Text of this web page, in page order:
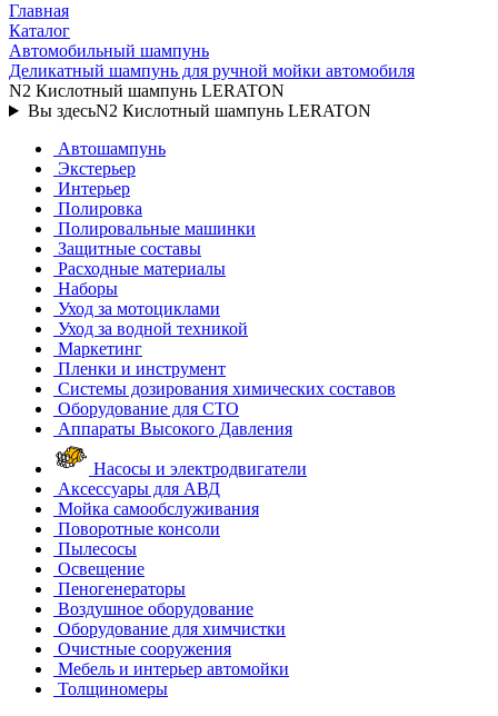
Главная
Каталог
Автомобильный шампунь
Деликатный шампунь для ручной мойки автомобиля
N2 Кислотный шампунь LERATON
Вы здесьN2 Кислотный шампунь LERATON
Автошампунь
Экстерьер
Интерьер
Полировка
Полировальные машинки
Защитные составы
Расходные материалы
Наборы
Уход за мотоциклами
Уход за водной техникой
Маркетинг
Пленки и инструмент
Системы дозирования химических составов
Оборудование для СТО
Аппараты Высокого Давления
Насосы и электродвигатели
Аксессуары для АВД
Мойка самообслуживания
Поворотные консоли
Пылесосы
Освещение
Пеногенераторы
Воздушное оборудование
Оборудование для химчистки
Очистные сооружения
Мебель и интерьер автомойки
Толщиномеры